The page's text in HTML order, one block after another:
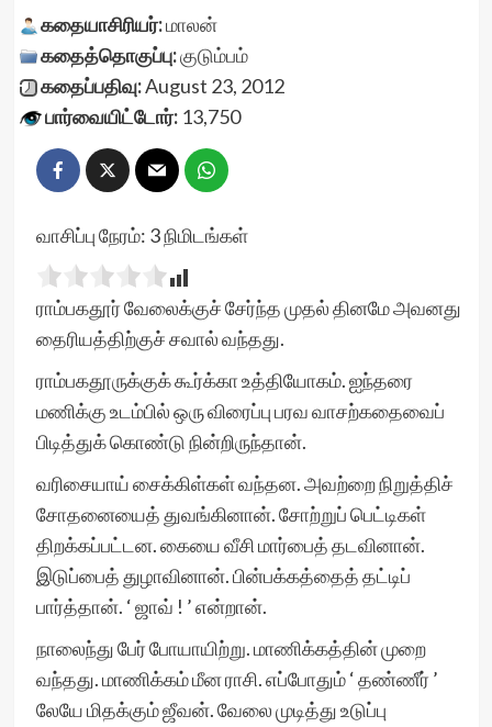
கதையாசிரியர்:மாலன்
கதைத்தொகுப்பு:குடும்பம்
கதைப்பதிவு:August 23, 2012
பார்வையிட்டோர்:13,750
வாசிப்பு நேரம்: 3நிமிடங்கள்
ராம்பகதூர் வேலைக்குச் சேர்ந்த முதல் தினமே அவனது
தைரியத்திற்குச் சவால் வந்தது.
ராம்பகதூருக்குக் கூர்க்கா உத்தியோகம். ஐந்தரை
மணிக்கு உடம்பில் ஒரு விரைப்பு பரவ வாசற்கதைவைப்
பிடித்துக் கொண்டு நின்றிருந்தான்.
வரிசையாய் சைக்கிள்கள் வந்தன. அவற்றை நிறுத்திச்
சோதனையைத் துவங்கினான். சோற்றுப் பெட்டிகள்
திறக்கப்பட்டன. கையை வீசி மார்பைத் தடவினான்.
இடுப்பைத் துழாவினான். பின்பக்கத்தைத் தட்டிப்
பார்த்தான். ‘ ஜாவ் ! ’ என்றான்.
நாலைந்து பேர் போயாயிற்று. மாணிக்கத்தின் முறை
வந்தது. மாணிக்கம் மீன ராசி. எப்போதும் ‘ தண்ணீர் ’
லேயே மிதக்கும் ஜீவன். வேலை முடித்து உடுப்பு